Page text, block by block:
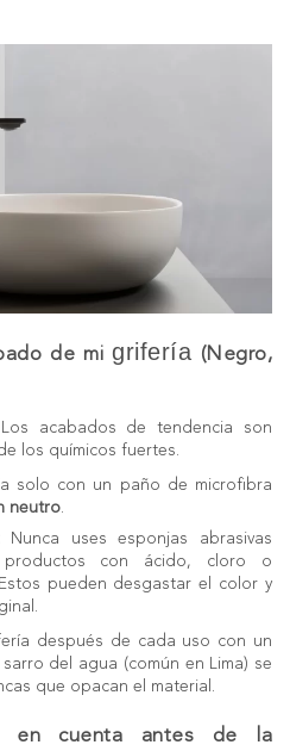
de migrifería (Negro,
acabados de tendencia son
los químicos fuertes.
solo con un paño de microfibra
neutro.
Nunca uses esponjas abrasivas
productos con ácido, cloro o
pueden desgastar el color y
después de cada uso con un
del agua (común en Lima) se
que opacan el material.
en cuenta antes de la